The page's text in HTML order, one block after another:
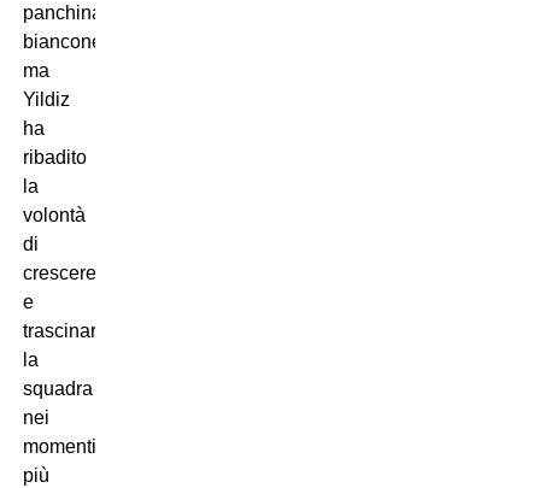
panchina
bianconera,
ma
Yildiz
ha
ribadito
la
volontà
di
crescere
e
trascinare
la
squadra
nei
momenti
più